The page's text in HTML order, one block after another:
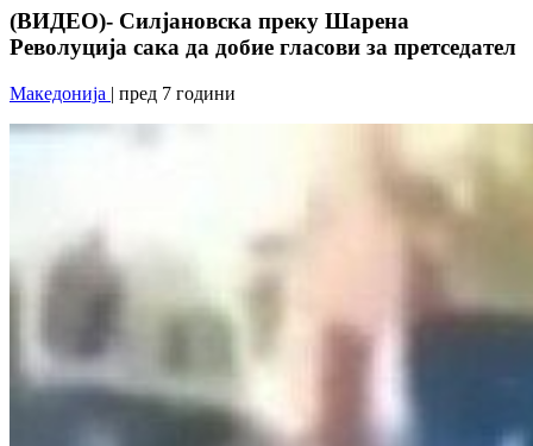
(ВИДЕО)- Силјановска преку Шарена
Револуција сака да добие гласови за претседател
Македонија | пред 7 години